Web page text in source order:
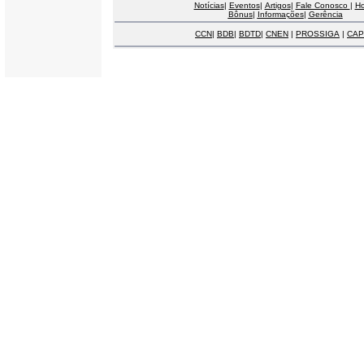
Notícias| Eventos| Artigos| Fale Conosco |
Bônus| Informações| Gerência
CCN| BDB| BDTD| CNEN | PROSSIGA |